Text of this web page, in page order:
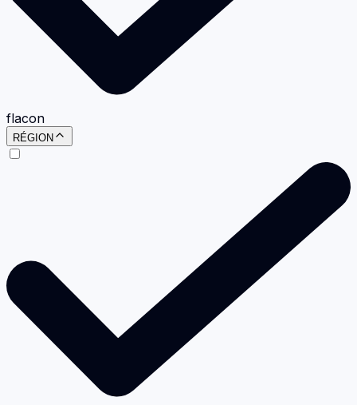
flacon
RÉGION